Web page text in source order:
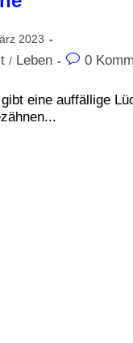
2023
/ Leben 0
eine auffällige